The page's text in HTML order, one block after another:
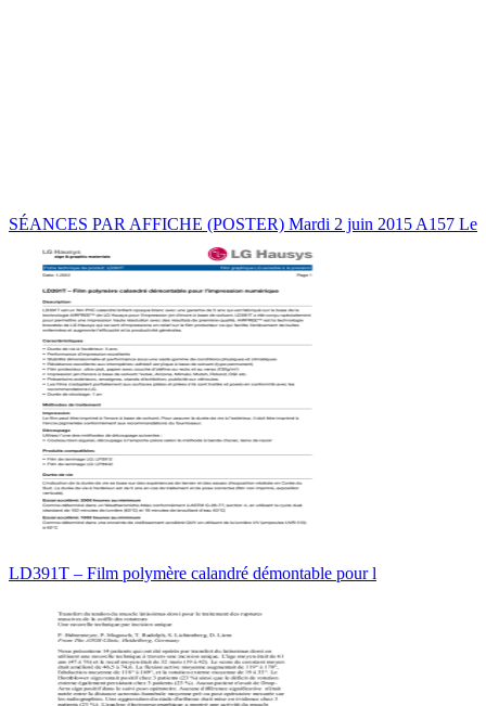
SÉANCES PAR AFFICHE (POSTER) Mardi 2 juin 2015 A157 Le
LD391T – Film polymère calandré démontable pour l